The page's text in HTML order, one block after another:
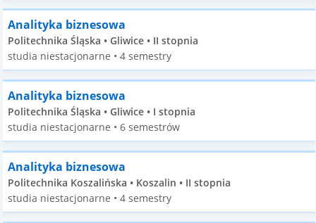
Analityka biznesowa
Politechnika Śląska • Gliwice • II stopnia
studia niestacjonarne • 4 semestry
Analityka biznesowa
Politechnika Śląska • Gliwice • I stopnia
studia niestacjonarne • 6 semestrów
Analityka biznesowa
Politechnika Koszalińska • Koszalin • II stopnia
studia niestacjonarne • 4 semestry